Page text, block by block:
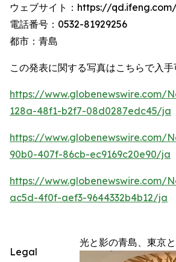
ウェブサイト：https://
電話番号：0532-81929256
都市：青島
この発表に関する写真はこちらで入手
https://www.globenewswire.com/
128a-48f1-b2f7-08d0287edc45/ja
https://www.globenewswire.com/
90b0-407f-86cb-ec9169c20e90/ja
https://www.globenewswire.com/
ac5d-4f0f-aef3-9644332b4b12/ja
光と影の青島、東京
Legal